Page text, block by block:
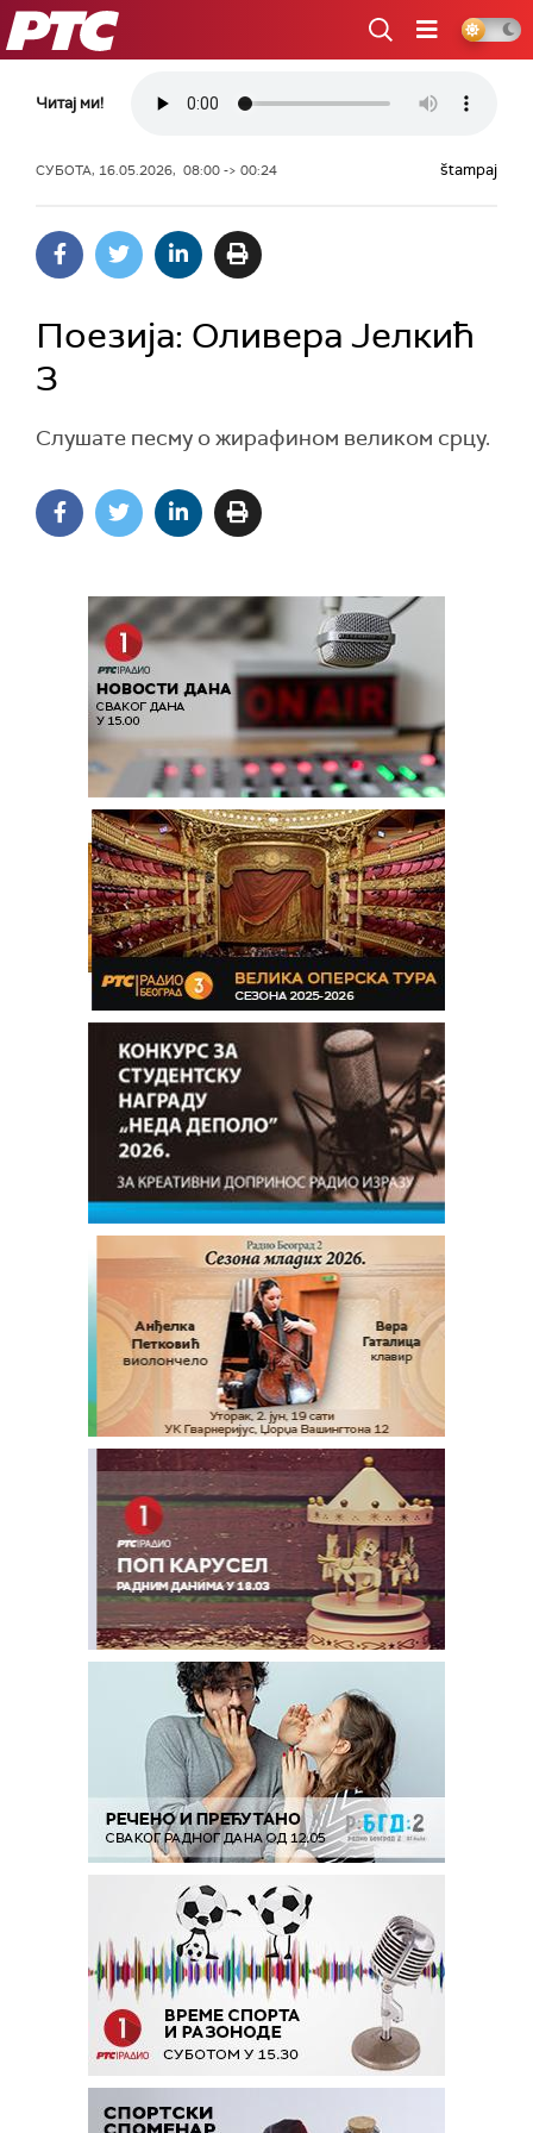
РТС
Читај ми!
СУБОТА, 16.05.2026, 08:00 -> 00:24 štampaj
Поезија: Оливера Јелкић
3
Слушате песму о жирафином великом срцу.